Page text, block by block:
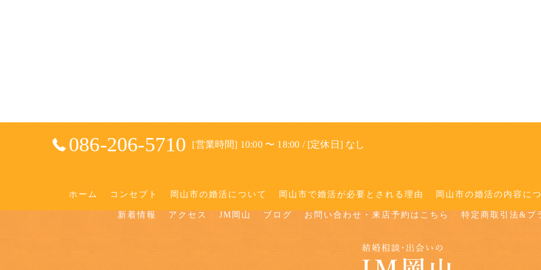
086-206-5710 [営業時間] 10:00 〜 18:00 / [定休日] なし
ホーム コンセプト 岡山市の婚活について 岡山市で婚活が必要とされる理由 岡山市の婚活の内容に
新着情報 アクセス JM岡山 ブログ お問い合わせ・来店予約はこちら 特定商取引法&プ